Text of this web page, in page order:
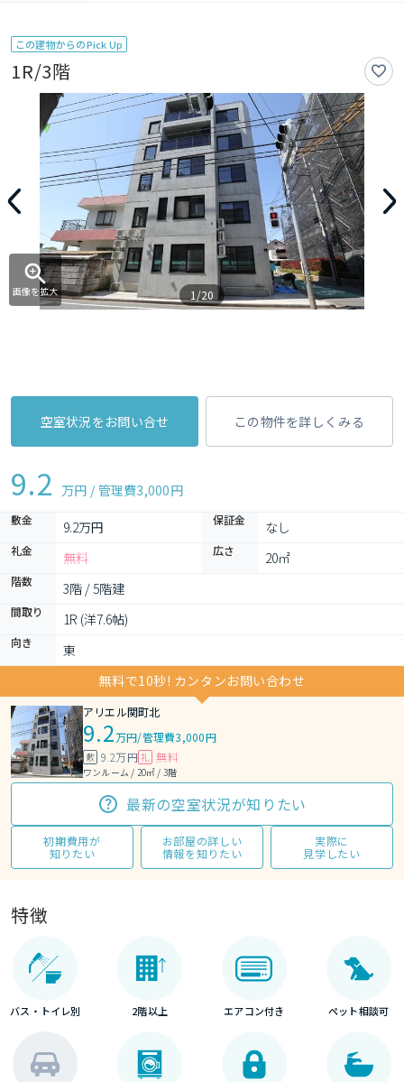
この建物からのPick Up
1R/3階
画像を拡大 1/20
空室状況をお問い合せ この物件を詳しくみる
9.2 万円 / 管理費3,000円
敷金 9.2万円 保証金 なし
礼金 無料 広さ 20㎡
階数 3階 / 5階建
間取り 1R (洋7.6帖)
向き
東
無料で10秒! カンタンお問い合わせ
アリエル関町北
9.2万円/管理費3,000円
敷 9.2万円 礼 無料
ワンルーム / 20㎡ / 3階
最新の空室状況が知りたい
初期費用が
知りたい
お部屋の詳しい
情報を知りたい
実際に
見学したい
特徴
バス・トイレ別 2階以上 エアコン付き ペット相談可